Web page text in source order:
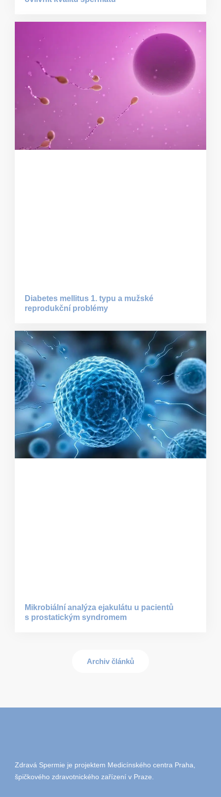
Diabetes mellitus 1. typu a mužské
reprodukční problémy
Mikrobiální analýza ejakulátu u pacientů
s prostatickým syndromem
Archiv článků
Zdravá Spermie je projektem Medicínského centra Praha,
špičkového zdravotnického zařízení v Praze.